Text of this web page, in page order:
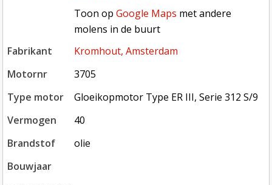
Toon op Google Maps met andere molens in de buurt
Toon op Google Maps met andere
molens in de buurt
fabrikant
Kromhout, Amsterdam
motornr
3705
type motor
Gloeikopmotor Type ER III, Serie 312 S/9
vermogen
40
brandstof
olie
bouwjaar